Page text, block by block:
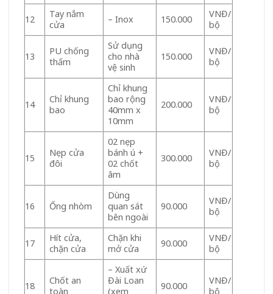
12
Tay nắm
cửa
– Inox 150.000
VNĐ/
bộ
13
PU chống
thấm
Sử dụng
cho nhà
vệ sinh
150.000
VNĐ/
bộ
14
Chỉ khung
bao
Chỉ khung
bao rộng
40mm x
10mm
200.000
VNĐ/
bộ
15
Nẹp cửa
đôi
02 nẹp
bánh ú +
02 chốt
âm
300.000
VNĐ/
bộ
16 Ống nhòm
Dùng
quan sát
bên ngoài
90.000
VNĐ/
bộ
17
Hít cửa,
chặn cửa
Chặn khi
mở cửa
90.000
VNĐ/
bộ
18
Chốt an
toàn
– Xuất xứ
Đài Loan
(xem
90.000
VNĐ/
bộ